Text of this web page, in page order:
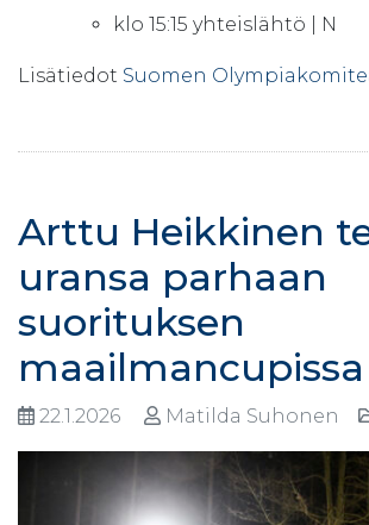
klo 15:15 yhteislähtö | N
Lisätiedot Suomen
Arttu Heikkinen
uransa parhaan
suorituksen
maailmancupissa
22.1.2026 Matilda Suhonen